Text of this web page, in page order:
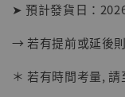
【店內現
NT$ 1,870
➤ 預計發貨日：
→ 若有提前或延後
＊ 若有時間考量,